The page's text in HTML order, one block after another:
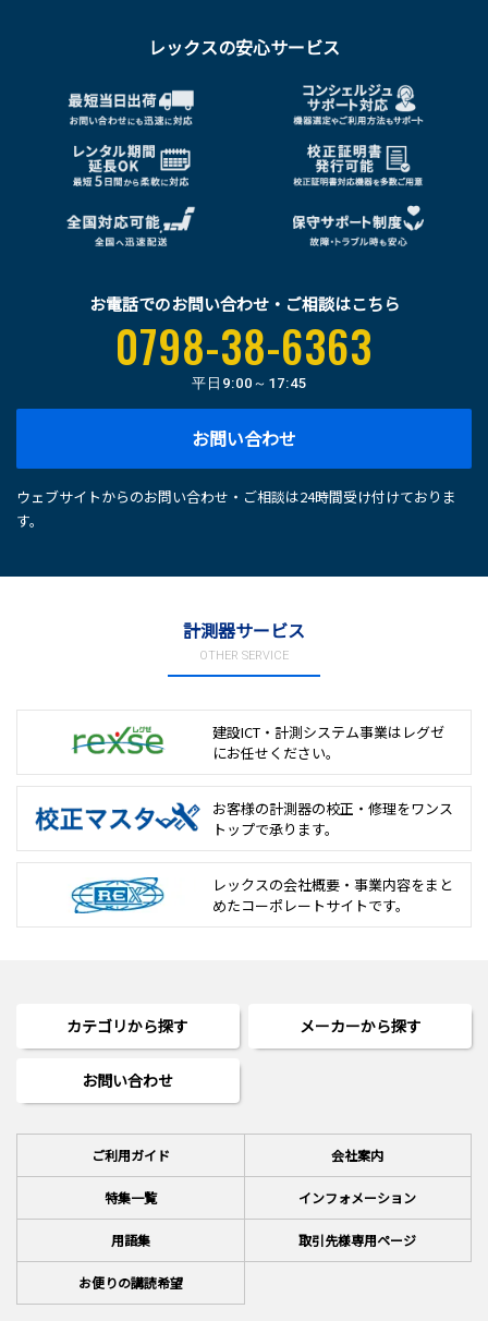
レックスの安心サービス
お電話でのお問い合わせ・ご相談はこちら
0798-38-6363
平日 9:00～17:45
お問い合わせ
ウェブサイトからのお問い合わせ・ご相談は24時間受け付けておりま
す。
計測器サービス
OTHER SERVICE
建設ICT・計測システム事業は レグゼ
にお任せください。
お客様の計測器の校正・修理をワンス
トップで承ります。
レックスの会社概要・事業内容をまと
めたコーポレートサイトです。
カテゴリから探す メーカーから探す
お問い合わせ
ご利用ガイド 会社案内
特集一覧 インフォメーション
用語集 取引先様専用ページ
お便りの講読希望